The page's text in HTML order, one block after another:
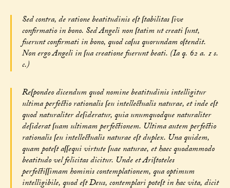
Sed contra, de ratione beatitudinis eſt ſtabilitas ſive
confirmatio in bono. Sed Angeli non ſtatim ut creati ſunt,
fuerunt confirmati in bono, quod caſus quorundam oſtendit.
Non ergo Angeli in ſua creatione fuerunt beati. (Ia q. 62 a. 1 s.
c.)
Reſpondeo dicendum quod nomine beatitudinis intelligitur
ultima perfectio rationalis ſeu intellectualis naturae, et inde eſt
quod naturaliter deſideratur, quia unumquodque naturaliter
deſiderat ſuam ultimam perfectionem. Ultima autem perfectio
rationalis ſeu intellectualis naturae eſt duplex. Una quidem,
quam poteſt aſſequi virtute ſuae naturae, et haec quodammodo
beatitudo vel felicitas dicitur. Unde et Ariſtoteles
perfectiſſimam hominis contemplationem, qua optimum
intelligibile, quod eſt Deus, contemplari poteſt in hac vita, dicit